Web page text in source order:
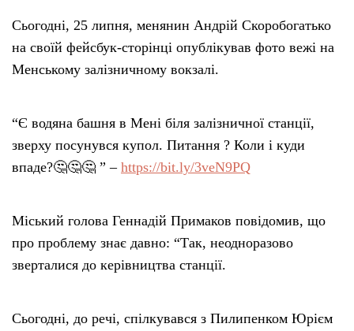
Тендери
Довідник
Контакти
Рекламні прайси
Сьогодні, 25 липня, менянин Андрій Скоробогатько
на своїй фейсбук-сторінці опублікував фото вежі на
Менському залізничному вокзалі.
“Є водяна башня в Мені біля залізничної станції,
зверху посунувся купол. Питання ? Коли і куди
впаде?🤔🤔🤔 ” – https://bit.ly/3veN9PQ
Міський голова Геннадій Примаков повідомив, що
про проблему знає давно: “Так, неодноразово
зверталися до керівництва станції.
Сьогодні, до речі, спілкувався з Пилипенком Юрієм